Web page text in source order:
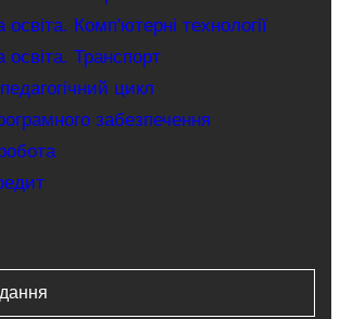
Комп'ютерні технології
освіта. Транспорт
цикл
забезпечення